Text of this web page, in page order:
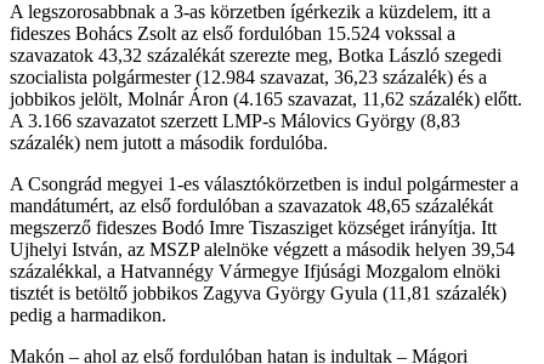
A legszorosabbnak a 3-as körzetben ígérkezik a küzdelem, itt a
fideszes Bohács Zsolt az első fordulóban 15.524 vokssal a
szavazatok 43,32 százalékát szerezte meg, Botka László szegedi
szocialista polgármester (12.984 szavazat, 36,23 százalék) és a
jobbikos jelölt, Molnár Áron (4.165 szavazat, 11,62 százalék) előtt.
A 3.166 szavazatot szerzett LMP-s Málovics György (8,83
százalék) nem jutott a második fordulóba.
A Csongrád megyei 1-es választókörzetben is indul polgármester a
mandátumért, az első fordulóban a szavazatok 48,65 százalékát
megszerző fideszes Bodó Imre Tiszasziget községet irányítja. Itt
Ujhelyi István, az MSZP alelnöke végzett a második helyen 39,54
százalékkal, a Hatvannégy Vármegye Ifjúsági Mozgalom elnöki
tisztét is betöltő jobbikos Zagyva György Gyula (11,81 százalék)
pedig a harmadikon.
Makón – ahol az első fordulóban hatan is indultak – Mágori